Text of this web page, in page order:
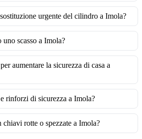
urgente del cilindro a Imola?
scasso a Imola?
aumentare la sicurezza di casa a
rinforzi di sicurezza a Imola?
chiavi rotte o spezzate a Imola?